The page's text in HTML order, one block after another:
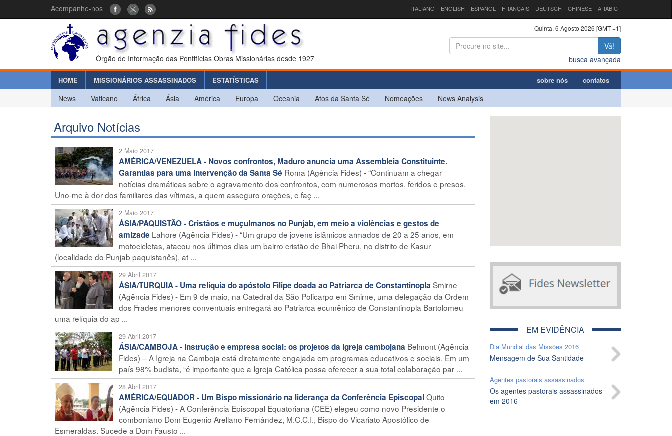
Acompanhe-nos ITALIANO ENGLISH ESPAÑOL FRANÇAIS DEUTSCH CHINESE ARABIC
Órgão de Informação das Pontifícias Obras Missionárias desde 1927
Quinta, 6 Agosto 2026 [GMT +1]
Vá!
busca avançada
HOME MISSIONÁRIOS ASSASSINADOS ESTATÍSTICAS sobre nós contatos
News Vaticano África Ásia América Europa Oceania Atos da Santa Sé Nomeações News Analysis
Arquivo Notícias
2 Maio 2017
AMÉRICA/VENEZUELA - Novos confrontos, Maduro anuncia uma Assembleia Constituinte.
Garantias para uma intervenção da Santa Sé Roma (Agência Fides) - “Continuam a chegar
notícias dramáticas sobre o agravamento dos confrontos, com numerosos mortos, feridos e presos.
Uno-me à dor dos familiares das vítimas, a quem asseguro orações, e faç ...
2 Maio 2017
ÁSIA/PAQUISTÃO - Cristãos e muçulmanos no Punjab, em meio a violências e gestos de
amizade Lahore (Agência Fides) - “Um grupo de jovens islâmicos armados de 20 a 25 anos, em
motocicletas, atacou nos últimos dias um bairro cristão de Bhai Pheru, no distrito de Kasur
(localidade do Punjab paquistanês), at ...
29 Abril 2017
ÁSIA/TURQUIA - Uma relíquia do apóstolo Filipe doada ao Patriarca de Constantinopla Smirne
(Agência Fides) - Em 9 de maio, na Catedral da São Policarpo em Smirne, uma delegação da Ordem
dos Frades menores conventuais entregará ao Patriarca ecumênico de Constantinopla Bartolomeu
uma relíquia do ap ...
29 Abril 2017
ÁSIA/CAMBOJA - Instrução e empresa social: os projetos da Igreja cambojana Belmont (Agência
Fides) – A Igreja na Camboja está diretamente engajada em programas educativos e sociais. Em um
país 98% budista, “é importante que a Igreja Católica possa oferecer a sua total colaboração par ...
28 Abril 2017
AMÉRICA/EQUADOR - Um Bispo missionário na liderança da Conferência EpiscopalQuito
(Agência Fides) - A Conferência Episcopal Equatoriana (CEE) elegeu como novo Presidente o
comboniano Dom Eugenio Arellano Fernández, M.C.C.I., Bispo do Vicariato Apostólico de
Esmeraldas. Sucede a Dom Fausto ...
EM EVIDÊNCIA
Dia Mundial das Missões 2016
Mensagem de Sua Santidade
Agentes pastorais assassinados
Os agentes pastorais assassinados
em 2016